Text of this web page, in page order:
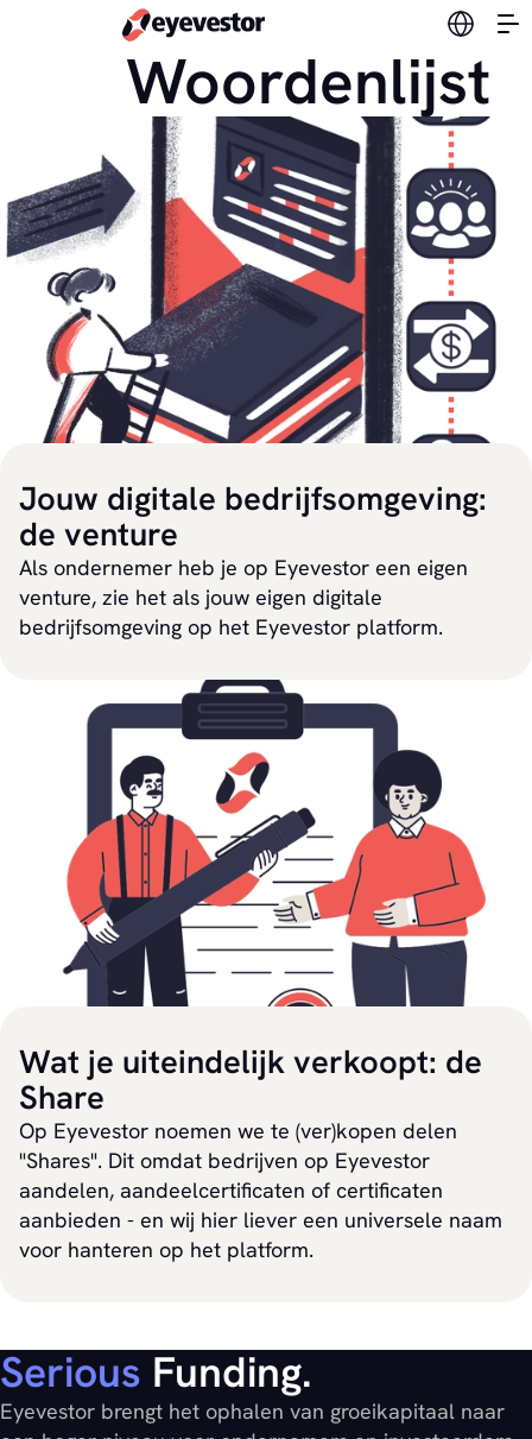
Woordenlijst
Jouw digitale bedrijfsomgeving:
de venture
Als ondernemer heb je op Eyevestor een eigen
venture, zie het als jouw eigen digitale
bedrijfsomgeving op het Eyevestor platform.
Wat je uiteindelijk verkoopt: de
Share
Op Eyevestor noemen we te (ver)kopen delen
"Shares". Dit omdat bedrijven op Eyevestor
aandelen, aandeelcertificaten of certificaten
aanbieden - en wij hier liever een universele naam
voor hanteren op het platform.
Serious Funding.
Eyevestor brengt het ophalen van groeikapitaal naar